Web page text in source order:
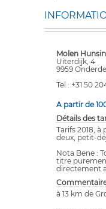
Molen
Uiterdijk, 4
9959
Tel : +31 50
A partir de
Détails des
Tarifs 2018,
deux, petit-
Nota Bene :
titre
directement
à 13 km de